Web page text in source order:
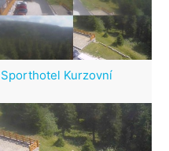
Sporthotel Kurzovní